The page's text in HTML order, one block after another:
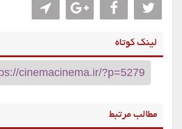
لینک کوتاه
مطالب مرتبط